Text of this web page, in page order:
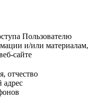
Пользователю
и/или материалам,
сайте
отчество
адрес